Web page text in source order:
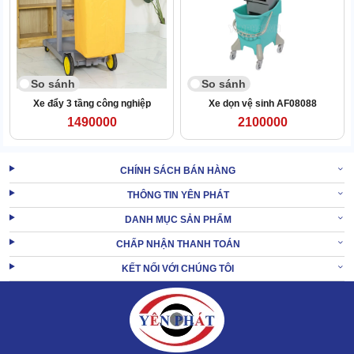
Cần gạt: Có lò xo trợ lực giúp vắt khô nước ở bông giẻ lau
một cách dễ dàng. Khi kéo cần xuống sẽ tạo ra lực ép, ép
nước của bông lau để trong giỏ chảy ra.
Hệ thống bánh xe: Gồm 4 bánh xe được gắn liền với khung
xe, tạo độ linh hoạt cho sản phẩm trong quá trình sử dụng.
So sánh
Xe đẩy 3 tầng công nghiệp
1490000
So sánh
Xe dọn vệ sinh AF08088
2100000
CHÍNH SÁCH BÁN HÀNG
THÔNG TIN YÊN PHÁT
DANH MỤC SẢN PHẨM
CHẤP NHẬN THANH TOÁN
KẾT NỐI VỚI CHÚNG TÔI